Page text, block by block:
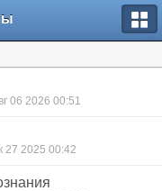
06 2026 00:51
27 2025 00:42